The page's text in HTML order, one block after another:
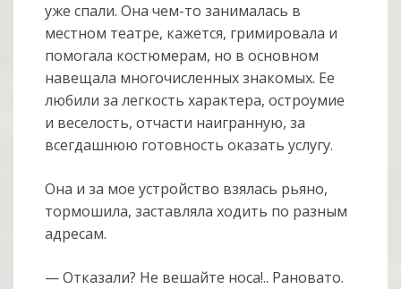
уже спали. Она чем-то занималась в
местном театре, кажется, гримировала и
помогала костюмерам, но в основном
навещала многочисленных знакомых. Ее
любили за легкость характера, остроумие
и веселость, отчасти наигранную, за
всегдашнюю готовность оказать услугу.
Она и за мое устройство взялась рьяно,
тормошила, заставляла ходить по разным
адресам.
— Отказали? Не вешайте носа!.. Рановато.